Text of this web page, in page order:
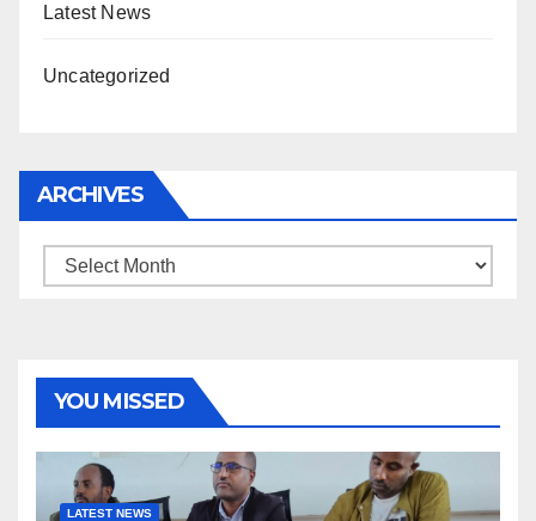
Latest News
Uncategorized
ARCHIVES
Archives
YOU MISSED
LATEST NEWS